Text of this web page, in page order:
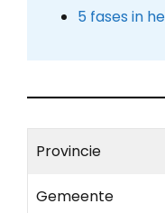
5 fases in
Provincie
Gemeente